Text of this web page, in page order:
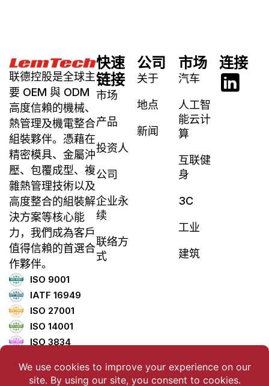
联德控股是全球主
要 OEM 與 ODM
高度信賴的機械、
熱管理及機電整合
組裝夥伴。憑藉在
精密模具、金屬沖
壓、包覆成型、複
雜熱管理技術以及
高度整合的組裝解
決方案等核心能
力，我們成為客戶
值得信賴的首選合
作夥伴。
ISO 9001
IATF 16949
ISO 27001
ISO 14001
ISO 3834
ISO 5001
快速
链接
市场
产品
投资人
公司
企业永
续
联络方
式
公司
关于
地点
新闻
市场
汽车
人工智
能云计
算
互联健
身
3C
工业
建筑
连接